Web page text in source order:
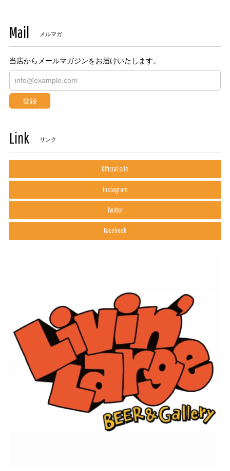
Mail メルマガ
当店からメールマガジンをお届けいたします。
登録
Link リンク
Official site
Instagram
Twitter
Facebook